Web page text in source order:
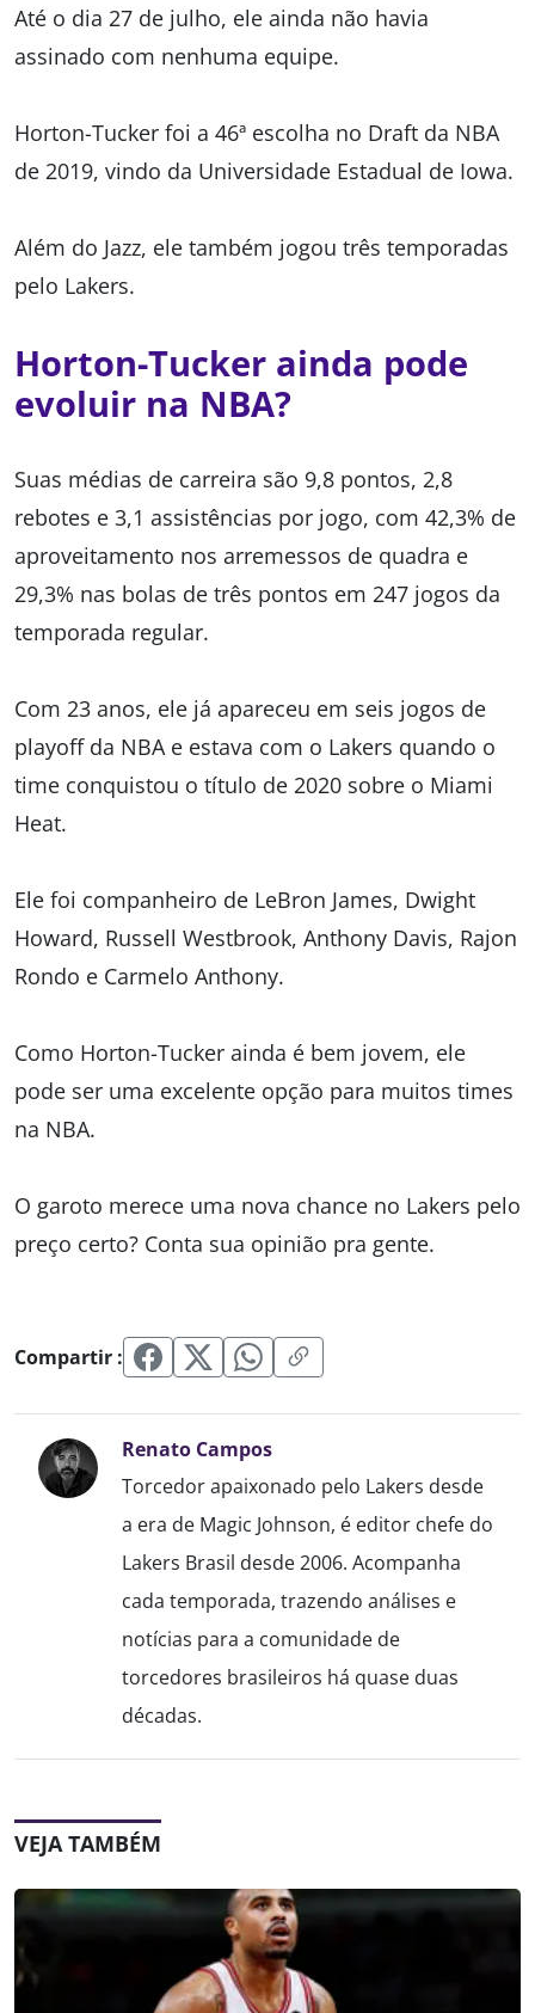
Até o dia 27 de julho, ele ainda não havia
assinado com nenhuma equipe.
Horton-Tucker foi a 46ª escolha no Draft da NBA
de 2019, vindo da Universidade Estadual de Iowa.
Além do Jazz, ele também jogou três temporadas
pelo Lakers.
Horton-Tucker ainda pode
evoluir na NBA?
Suas médias de carreira são 9,8 pontos, 2,8
rebotes e 3,1 assistências por jogo, com 42,3% de
aproveitamento nos arremessos de quadra e
29,3% nas bolas de três pontos em 247 jogos da
temporada regular.
Com 23 anos, ele já apareceu em seis jogos de
playoff da NBA e estava com o Lakers quando o
time conquistou o título de 2020 sobre o Miami
Heat.
Ele foi companheiro de LeBron James, Dwight
Howard, Russell Westbrook, Anthony Davis, Rajon
Rondo e Carmelo Anthony.
Como Horton-Tucker ainda é bem jovem, ele
pode ser uma excelente opção para muitos times
na NBA.
O garoto merece uma nova chance no Lakers pelo
preço certo? Conta sua opinião pra gente.
Compartir :
Renato Campos
Torcedor apaixonado pelo Lakers desde
a era de Magic Johnson, é editor chefe do
Lakers Brasil desde 2006. Acompanha
cada temporada, trazendo análises e
notícias para a comunidade de
torcedores brasileiros há quase duas
décadas.
VEJA TAMBÉM